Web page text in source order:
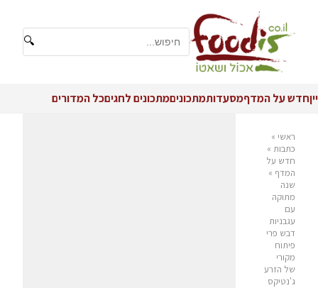
🔍
ייןחדש על המדףמסעדותמתכוניםמתכונים לחגיםכל המדורים
ראשי »
כתבות »
חדש על
המדף »
שנה
מתוקה
עם
עגבניות
דבש פרי
פיתוח
מקורי
של הזרע
ג'נטיקס